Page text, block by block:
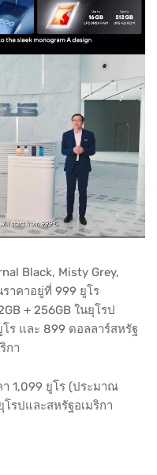
Black, Misty Grey,
าคาอยู่ที่ 999 ยูโร
+ 256GB ในยุโรป
ร และ 899 ดอลลาร์สหรัฐ
กา
า 1,099 ยูโร (ประมาณ
รปและสหรัฐอเมริกา